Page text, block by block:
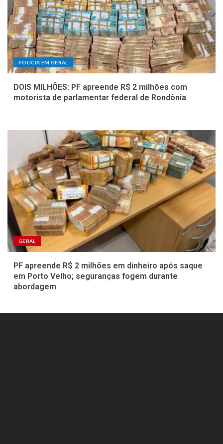
POLÍCIA EM GERAL
DOIS MILHÕES: PF apreende R$ 2 milhões com
motorista de parlamentar federal de Rondônia
GERAL
PF apreende R$ 2 milhões em dinheiro após saque
em Porto Velho; seguranças fogem durante
abordagem